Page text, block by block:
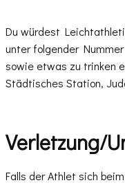
Du würdest
unter folgender
sowie etwas zu trinken
Städtisches Station,
Verletzung/
Falls der Athlet sich